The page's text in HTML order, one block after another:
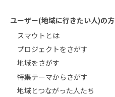
ユーザー(地域に行きたい人)の方
スマウトとは
プロジェクトをさがす
地域をさがす
特集テーマからさがす
地域とつながった人たち